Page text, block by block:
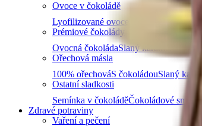
Ovoce v čokoládě
Lyofilizované ovoce v čokoláděOvoce
Prémiové čokolády
Ovocná čokoládaSlaný karamel
Ořechová másla
100% ořechováS čokoládouSlaný
Ostatní sladkosti
Semínka v čokoláděČokoládové směsi
Zdravé potraviny
Vaření a pečení